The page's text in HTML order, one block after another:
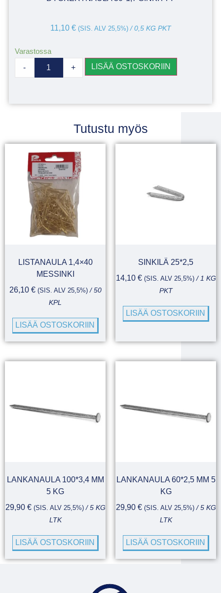
11,10 € (SIS. ALV 25,5%)/ 0,5 KG PKT
Varastossa
- + LISÄÄ OSTOSKORIIN
Tutustu myös
LISTANAULA 1,4×40
MESSINKI
26,10 € (SIS. ALV 25,5%)/ 50
KPL
LISÄÄ OSTOSKORIIN
SINKILÄ 25*2,5
14,10 € (SIS. ALV 25,5%)/ 1 KG
PKT
LISÄÄ OSTOSKORIIN
LANKANAULA 100*3,4 MM
5 KG
29,90 € (SIS. ALV 25,5%)/ 5 KG
LTK
LISÄÄ OSTOSKORIIN
LANKANAULA 60*2,5 MM 5
KG
29,90 € (SIS. ALV 25,5%)/ 5 KG
LTK
LISÄÄ OSTOSKORIIN